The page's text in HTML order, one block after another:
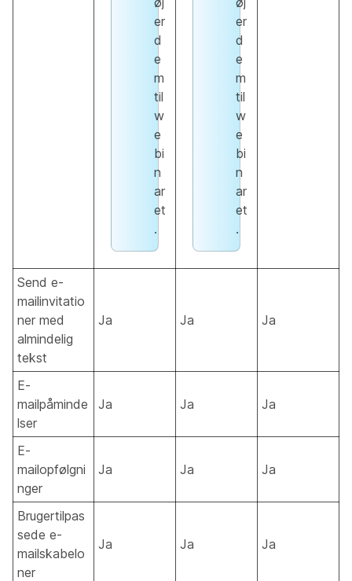
er
d
e
m
til
w
e
bi
n
ar
et
.
er
d
e
m
til
w
e
bi
n
ar
et
.
Send e-
mailinvitatio
ner med
almindelig
tekst
Ja Ja Ja
E-
mailpåminde
lser
Ja Ja Ja
E-
mailopfølgni
nger
Ja Ja Ja
Brugertilpas
sede e-
mailskabelo
ner
Ja Ja Ja